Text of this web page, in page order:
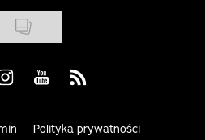
Facebook
us on Instagram
Visit us on Youtube
Visit us on Rss
Polityka prywatności